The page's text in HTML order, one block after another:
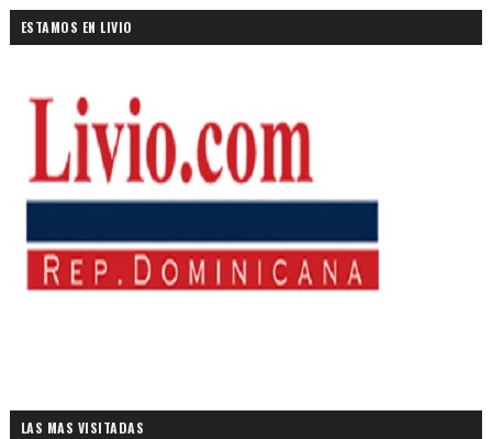
ESTAMOS EN LIVIO
LAS MAS VISITADAS